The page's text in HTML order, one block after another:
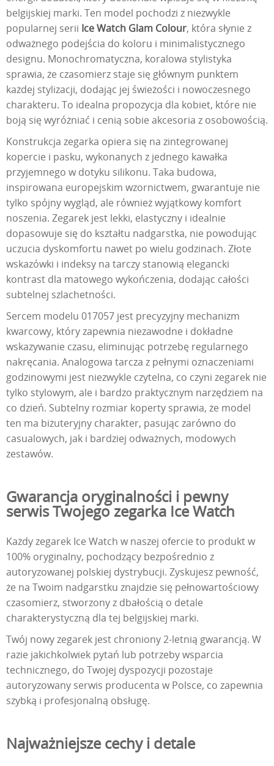
belgijskiej marki. Ten model pochodzi z niezwykle
popularnej serii Ice Watch Glam Colour, która słynie z
odważnego podejścia do koloru i minimalistycznego
designu. Monochromatyczna, koralowa stylistyka
sprawia, że czasomierz staje się głównym punktem
każdej stylizacji, dodając jej świeżości i nowoczesnego
charakteru. To idealna propozycja dla kobiet, które nie
boją się wyróżniać i cenią sobie akcesoria z osobowością.
Konstrukcja zegarka opiera się na zintegrowanej
kopercie i pasku, wykonanych z jednego kawałka
przyjemnego w dotyku silikonu. Taka budowa,
inspirowana europejskim wzornictwem, gwarantuje nie
tylko spójny wygląd, ale również wyjątkowy komfort
noszenia. Zegarek jest lekki, elastyczny i idealnie
dopasowuje się do kształtu nadgarstka, nie powodując
uczucia dyskomfortu nawet po wielu godzinach. Złote
wskazówki i indeksy na tarczy stanowią elegancki
kontrast dla matowego wykończenia, dodając całości
subtelnej szlachetności.
Sercem modelu 017057 jest precyzyjny mechanizm
kwarcowy, który zapewnia niezawodne i dokładne
wskazywanie czasu, eliminując potrzebę regularnego
nakręcania. Analogowa tarcza z pełnymi oznaczeniami
godzinowymi jest niezwykle czytelna, co czyni zegarek nie
tylko stylowym, ale i bardzo praktycznym narzędziem na
co dzień. Subtelny rozmiar koperty sprawia, że model
ten ma biżuteryjny charakter, pasując zarówno do
casualowych, jak i bardziej odważnych, modowych
zestawów.
Gwarancja oryginalności i pewny
serwis Twojego zegarka Ice Watch
Każdy zegarek Ice Watch w naszej ofercie to produkt w
100% oryginalny, pochodzący bezpośrednio z
autoryzowanej polskiej dystrybucji. Zyskujesz pewność,
że na Twoim nadgarstku znajdzie się pełnowartościowy
czasomierz, stworzony z dbałością o detale
charakterystyczną dla tej belgijskiej marki.
Twój nowy zegarek jest chroniony 2-letnią gwarancją. W
razie jakichkolwiek pytań lub potrzeby wsparcia
technicznego, do Twojej dyspozycji pozostaje
autoryzowany serwis producenta w Polsce, co zapewnia
szybką i profesjonalną obsługę.
Najważniejsze cechy i detale